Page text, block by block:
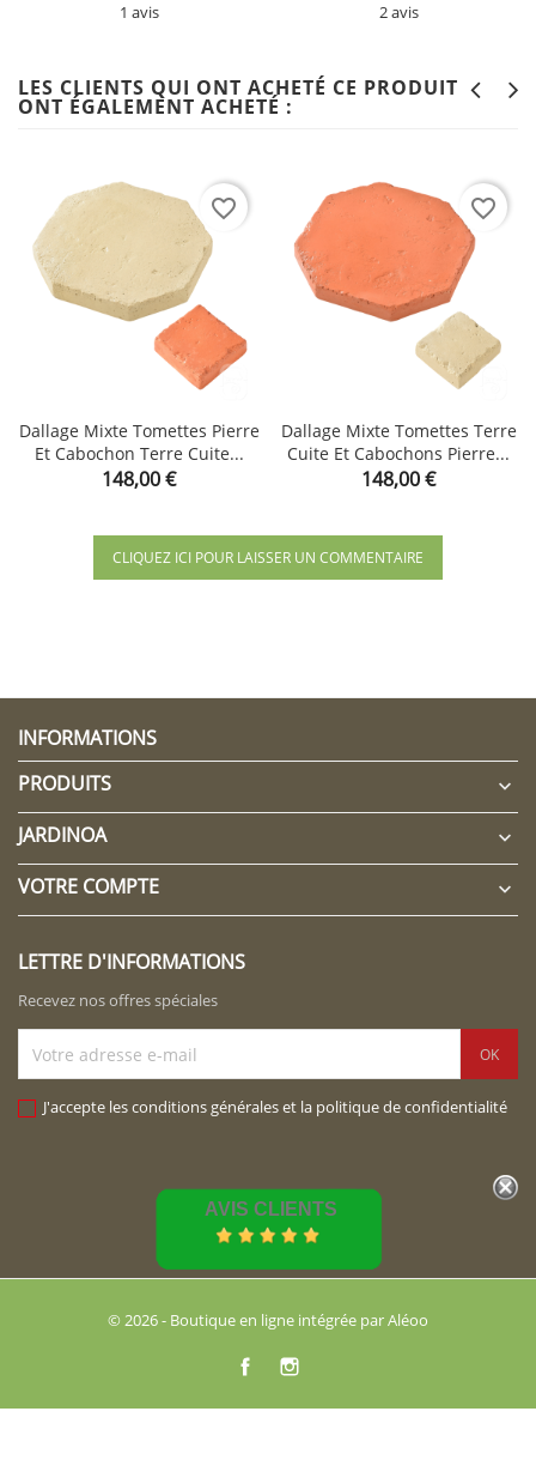
1 avis 2 avis
LES CLIENTS QUI ONT ACHETÉ CE PRODUIT
ONT ÉGALEMENT ACHETÉ :
Dallage Mixte Tomettes Pierre
Et Cabochon Terre Cuite...
Prix
148,00 €
favorite_border
Dallage Mixte Tomettes Terre
Cuite Et Cabochons Pierre...
Prix
148,00 €
favorite_border
CLIQUEZ ICI POUR LAISSER UN COMMENTAIRE
INFORMATIONS
PRODUITS

JARDINOA 
VOTRE COMPTE 
LETTRE D'INFORMATIONS
Recevez nos offres spéciales
J'accepte les conditions générales et la politique de confidentialité
AVIS CLIENTS
© 2026 - Boutique en ligne intégrée par Aléoo
Facebook